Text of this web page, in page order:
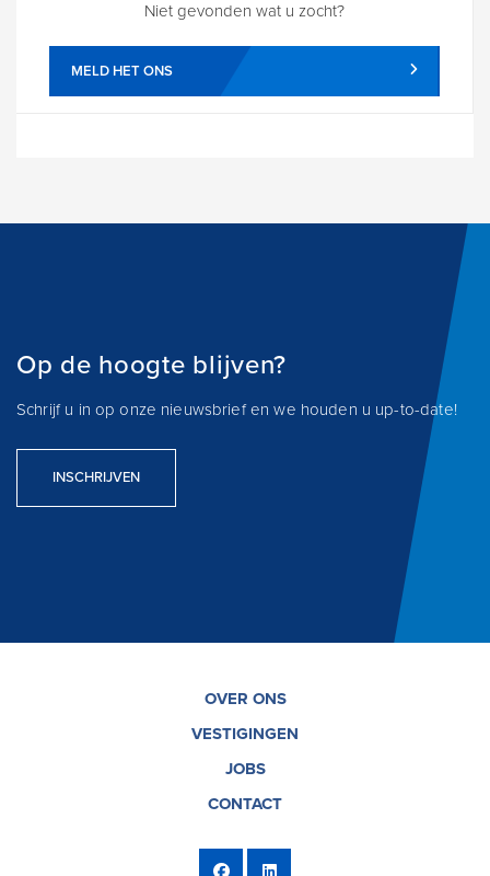
Niet gevonden wat u zocht?
MELD HET ONS
Op de hoogte blijven?
Schrijf u in op onze nieuwsbrief en we houden u up-to-date!
INSCHRIJVEN
OVER ONS
VESTIGINGEN
JOBS
CONTACT